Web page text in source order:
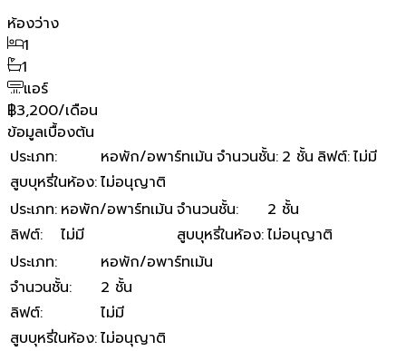
ห้องว่าง
1
1
แอร์
฿3,200/เดือน
ข้อมูลเบื้องต้น
ประเภท: หอพัก/อพาร์ทเม้น จำนวนชั้น: 2 ชั้น ลิฟต์:ไม่มี
สูบบุหรี่ในห้อง:ไม่อนุญาติ
ประเภท: หอพัก/อพาร์ทเม้น จำนวนชั้น:
2 ชั้น
ลิฟต์: ไม่มี สูบบุหรี่ในห้อง:ไม่อนุญาติ
ประเภท:
หอพัก/อพาร์ทเม้น
จำนวนชั้น:
2 ชั้น
ลิฟต์:
ไม่มี
สูบบุหรี่ในห้อง:ไม่อนุญาติ